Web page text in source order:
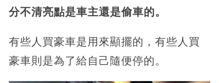
分不清亮點是車主還是偷車的。
有些人買豪車是用來顯擺的，有些人買
豪車則是為了給自己隨便停的。